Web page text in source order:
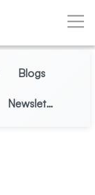
Blogs
Newsletter